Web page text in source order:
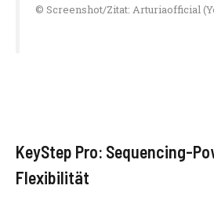
© Screenshot/Zitat: Arturiaofficial
KeyStep Pro: Sequencing-
Flexibilität